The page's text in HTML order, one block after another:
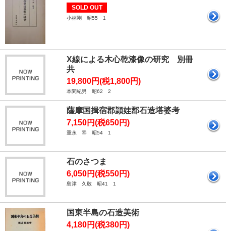
SOLD OUT
小林剛 昭55 1
X線による木心乾漆像の研究 別冊
共
19,800円(税1,800円)
本間紀男 昭62 2
薩摩国揖宿郡頴娃郡石造塔婆考
7,150円(税650円)
重永 宰 昭54 1
石のさつま
6,050円(税550円)
島津 久敬 昭41 1
国東半島の石造美術
4,180円(税380円)